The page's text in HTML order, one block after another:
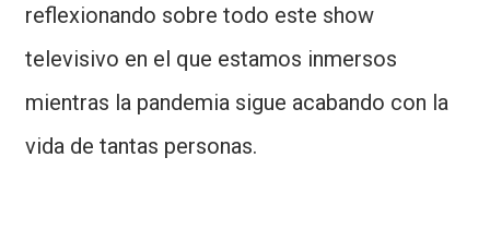
reflexionando sobre todo este show
televisivo en el que estamos inmersos
mientras la pandemia sigue acabando con la
vida de tantas personas.